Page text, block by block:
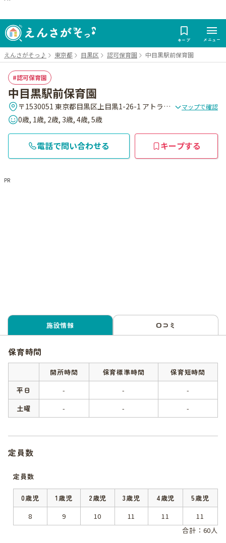
キープ メニュー
えんさがそっ♪ 東京都 目黒区 認可保育園 中目黒駅前保育園
認可保育園
中目黒駅前保育園
〒1530051 東京都目黒区上目黒1-26-1 アトラスタワ-3階 マップで確認
0歳, 1歳, 2歳, 3歳, 4歳, 5歳
電話で問い合わせる キープする
PR
施設情報 口コミ
保育時間
開所時間 保育標準時間
保育短時間
平日
- -
-
土曜
- - -
定員数
定員数
0歳児 1歳児 2歳児 3歳児 4歳児
5歳児
8
9 10 11 11
11
合計：60人